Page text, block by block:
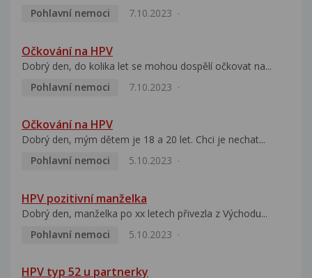
Pohlavní nemoci
7.10.2023
Očkování na HPV
Dobrý den, do kolika let se mohou dospělí očkovat na...
Pohlavní nemoci
7.10.2023
Očkování na HPV
Dobrý den, mým dětem je 18 a 20 let. Chci je nechat...
Pohlavní nemoci
5.10.2023
HPV pozitivní manželka
Dobrý den, manželka po xx letech přivezla z Východu...
Pohlavní nemoci
5.10.2023
HPV typ 52 u partnerky